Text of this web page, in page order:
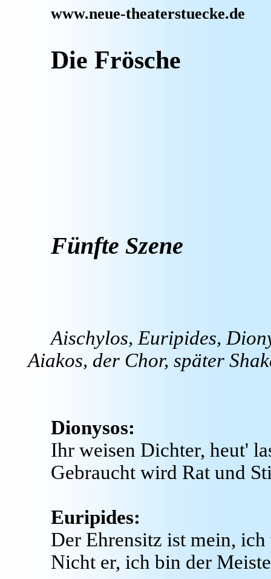
www.neue-theaterstuecke.de
Die Frösche
Fünfte Szene
Aischylos, Euripides,
Aiakos, der Chor, später
Dionysos:
Ihr weisen Dichter, heut'
Gebraucht wird Rat und
Euripides:
Der Ehrensitz ist mein,
Nicht er, ich bin der